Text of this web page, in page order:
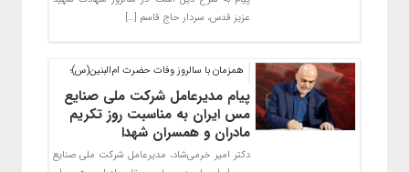
عزیز قدس، سردار حاج قاسم […]
همزمان با سالروز وفات حضرت ام‌البنین(س)؛
پیام مدیر‌عامل شرکت ملی صنایع
مس ایران به مناسبت روز تکریم
مادران و همسران شهدا
دکتر امیر خرمی‌شاد، مدیرعامل شرکت ملی صنایع